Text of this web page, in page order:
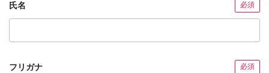
氏名 必須
フリガナ 必須